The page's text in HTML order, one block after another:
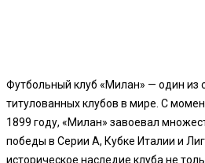
Футбольный клуб «Милан» — один из
титулованных клубов в мире. С
1899 году, «Милан» завоевал
победы в Серии А, Кубке Италии и
историческое наследие клуба не